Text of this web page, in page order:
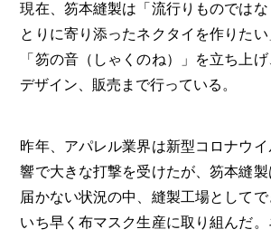
現在、笏本縫製は「流行りものでは
とりに寄り添ったネクタイを作りた
「笏の音（しゃくのね）」を立ち上
デザイン、販売まで行っている。
昨年、アパレル業界は新型コロナウ
響で大きな打撃を受けたが、笏本縫
届かない状況の中、縫製工場としてで
いち早く布マスク生産に取り組んだ